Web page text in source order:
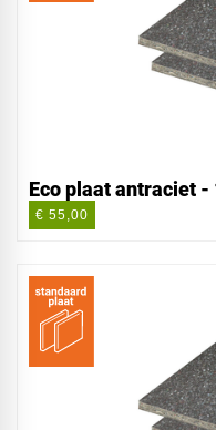
Eco plaat antraciet -
€ 55,00